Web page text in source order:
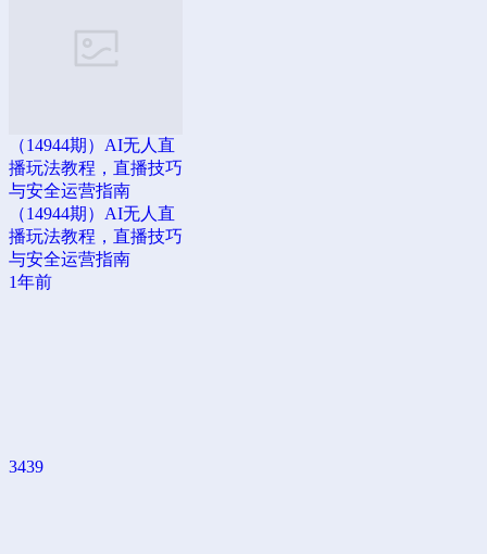
（14944期）AI无人直
播玩法教程，直播技巧
与安全运营指南
（14944期）AI无人直
播玩法教程，直播技巧
与安全运营指南
1年前
3439